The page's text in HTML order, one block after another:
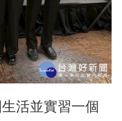
活並實習一個